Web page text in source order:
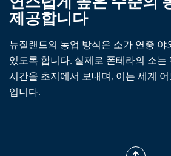
제공합니다
뉴질랜드의 농업 방식은 소가 연중 야
있도록 합니다. 실제로 폰테라의 소는
시간을 초지에서 보내며, 이는 세계 어
입니다.